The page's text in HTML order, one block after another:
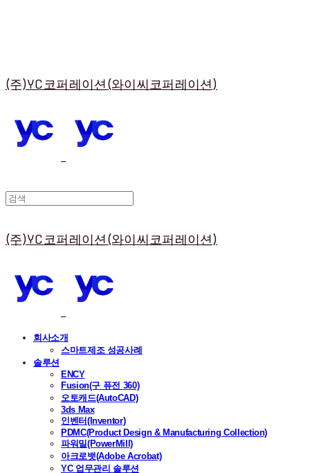
(주)YC코퍼레이션(와이씨코퍼레이션)
(주)YC코퍼레이션(와이씨코퍼레이션)
회사소개
스마트제조 성공사례
솔루션
ENCY
Fusion(구 퓨전 360)
오토캐드(AutoCAD)
3ds Max
인벤터(Inventor)
PDMC(Product Design & Manufacturing Collection)
파워밀(PowerMill)
아크로뱃(Adobe Acrobat)
YC 업무관리 솔루션